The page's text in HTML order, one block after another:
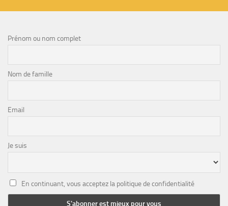
Prénom ou nom complet
Nom de famille
Email
Je suis
En continuant, vous acceptez la politique de confidentialité